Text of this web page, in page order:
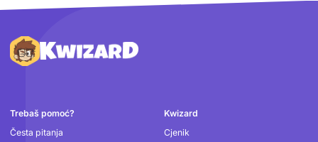
Podnožje
Trebaš pomoć?
Česta pitanja
Kwizard
Cjenik